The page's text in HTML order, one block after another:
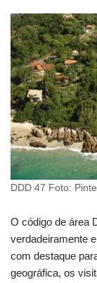
DDD 47 Foto:
O código de área
verdadeiramente
com destaque
geográfica, os